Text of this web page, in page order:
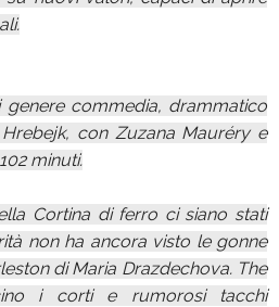
genere commedia, drammatico
con Zuzana Mauréry e
minuti.
Cortina di ferro ci siano stati
non ha ancora visto le gonne
di Maria Drazdechova. The
i corti e rumorosi tacchi